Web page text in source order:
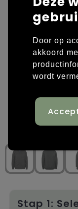
Laptop
Overige
Papieren
Reistassen
Tassen voor
Overige
Polo's
Sweaters
Vesten
Stap 1:
Door op
akkoord
wordt